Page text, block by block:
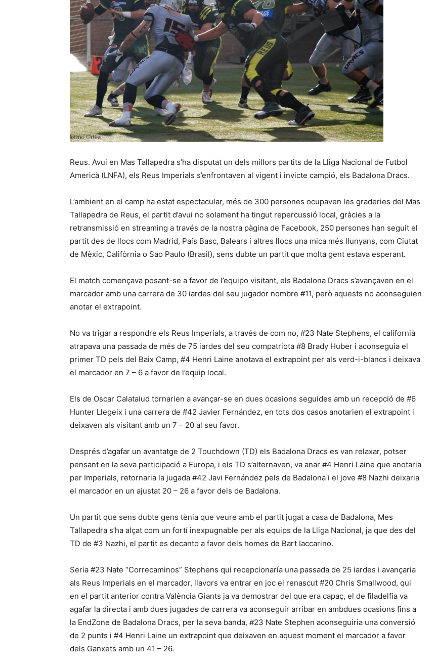
Reus. Avui en Mas Tallapedra s’ha disputat un dels millors partits de la Lliga Nacional de Futbol
Americà (LNFA), els Reus Imperials s’enfrontaven al vigent i invicte campió, els Badalona Dracs.
L’ambient en el camp ha estat espectacular, més de 300 persones ocupaven les graderies del Mas
Tallapedra de Reus, el partit d’avui no solament ha tingut repercussió local, gràcies a la
retransmissió en streaming a través de la nostra pàgina de Facebook, 250 persones han seguit el
partit des de llocs com Madrid, País Basc, Balears i altres llocs una mica més llunyans, com Ciutat
de Mèxic, Califòrnia o Sao Paulo (Brasil), sens dubte un partit que molta gent estava esperant.
El match començava posant-se a favor de l’equipo visitant, els Badalona Dracs s’avançaven en el
marcador amb una carrera de 30 iardes del seu jugador nombre #11, però aquests no aconseguien
anotar el extrapoint.
No va trigar a respondre els Reus Imperials, a través de com no, #23 Nate Stephens, el californià
atrapava una passada de més de 75 iardes del seu compatriota #8 Brady Huber i aconseguia el
primer TD pels del Baix Camp, #4 Henri Laine anotava el extrapoint per als verd-i-blancs i deixava
el marcador en 7 – 6 a favor de l’equip local.
Els de Oscar Calataiud tornarien a avançar-se en dues ocasions seguides amb un recepció de #6
Hunter Llegeix i una carrera de #42 Javier Fernández, en tots dos casos anotarien el extrapoint i
deixaven als visitant amb un 7 – 20 al seu favor.
Després d’agafar un avantatge de 2 Touchdown (TD) els Badalona Dracs es van relaxar, potser
pensant en la seva participació a Europa, i els TD s’alternaven, va anar #4 Henri Laine que anotaria
per Imperials, retornaria la jugada #42 Javi Fernández pels de Badalona i el jove #8 Nazhi deixaria
el marcador en un ajustat 20 – 26 a favor dels de Badalona.
Un partit que sens dubte gens tènia que veure amb el partit jugat a casa de Badalona, Mes
Tallapedra s’ha alçat com un fortí inexpugnable per als equips de la Lliga Nacional, ja que des del
TD de #3 Nazhi, el partit es decanto a favor dels homes de Bart Iaccarino.
Seria #23 Nate “Correcaminos” Stephens qui recepcionaría una passada de 25 iardes i avançaria
als Reus Imperials en el marcador, llavors va entrar en joc el renascut #20 Chris Smallwood, qui
en el partit anterior contra València Giants ja va demostrar del que era capaç, el de filadelfia va
agafar la directa i amb dues jugades de carrera va aconseguir arribar en ambdues ocasions fins a
la EndZone de Badalona Dracs, per la seva banda, #23 Nate Stephen aconseguiria una conversió
de 2 punts i #4 Henri Laine un extrapoint que deixaven en aquest moment el marcador a favor
dels Ganxets amb un 41 – 26.